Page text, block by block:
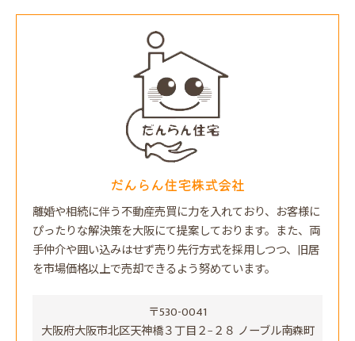
だんらん住宅株式会社
離婚や相続に伴う不動産売買に力を入れており、お客様に
ぴったりな解決策を大阪にて提案しております。また、両
手仲介や囲い込みはせず売り先行方式を採用しつつ、旧居
を市場価格以上で売却できるよう努めています。
〒530-0041
大阪府大阪市北区天神橋３丁目２−２８ ノーブル南森町